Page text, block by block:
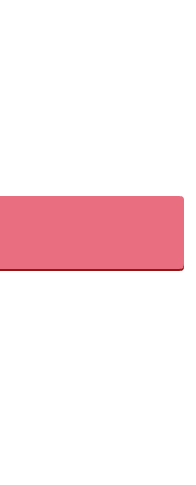
法
セットする方法